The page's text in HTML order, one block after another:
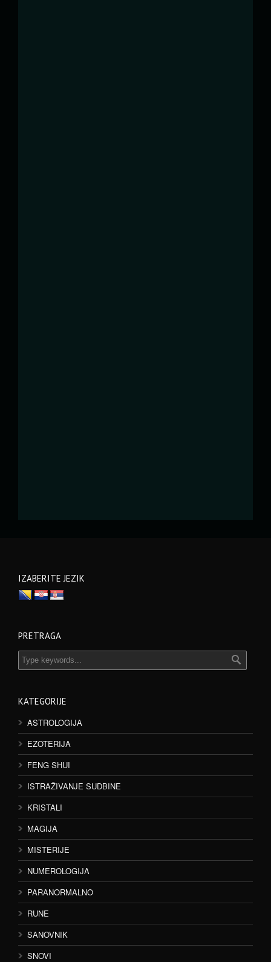
IZABERITE JEZIK
PRETRAGA
KATEGORIJE
ASTROLOGIJA
EZOTERIJA
FENG SHUI
ISTRAŽIVANJE SUDBINE
KRISTALI
MAGIJA
MISTERIJE
NUMEROLOGIJA
PARANORMALNO
RUNE
SANOVNIK
SNOVI